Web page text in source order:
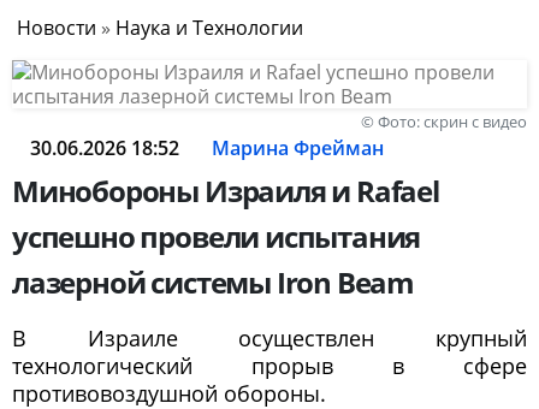
Новости » Наука и Технологии
© Фото: скрин с видео
30.06.2026 18:52 Марина Фрейман
Минобороны Израиля и Rafael
успешно провели испытания
лазерной системы Iron Beam
В Израиле осуществлен крупный
технологический прорыв в сфере
противовоздушной обороны.